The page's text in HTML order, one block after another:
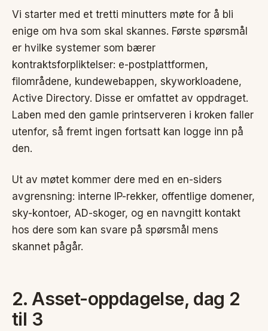
Vi starter med et tretti minutters møte for å bli
enige om hva som skal skannes. Første spørsmål
er hvilke systemer som bærer
kontraktsforpliktelser: e-postplattformen,
filområdene, kundewebappen, skyworkloadene,
Active Directory. Disse er omfattet av oppdraget.
Laben med den gamle printserveren i kroken faller
utenfor, så fremt ingen fortsatt kan logge inn på
den.
Ut av møtet kommer dere med en en-siders
avgrensning: interne IP-rekker, offentlige domener,
sky-kontoer, AD-skoger, og en navngitt kontakt
hos dere som kan svare på spørsmål mens
skannet pågår.
2. Asset-oppdagelse, dag 2
til 3